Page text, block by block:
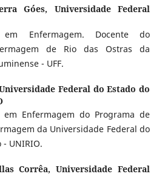
Góes, Universidade Federal
em Enfermagem. Docente do
de Rio das Ostras da
- UFF.
Federal do Estado do
em Enfermagem do Programa de
da Universidade Federal do
- UNIRIO.
Corrêa,Universidade Federal